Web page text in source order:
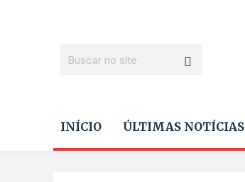
INÍCIO ÚLTIMAS NOTÍCIAS